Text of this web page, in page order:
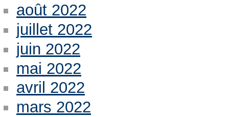
août 2022
juillet 2022
juin 2022
mai 2022
avril 2022
mars 2022